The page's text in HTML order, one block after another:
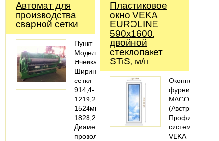
Автомат для
производства
сварной сетки
Пункт
МодельЛМ-4Х1ЛМ-5Х1ЛМ-6Х1
Ячейка1’’-
Ширина
сетки
914,4-
1219,2мм914,4-
1524мм1219,2-
1828,2мм
Диаметр
проволоки
Пластиковое
окно VEKA
EUROLINE
590х1600,
двойной
стеклопакет
STiS, м/п
Оконная
фурнитура
MACO
(Австрия).
Профильная
система:
VEKA